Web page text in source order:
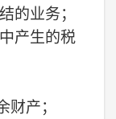
的业务；
产生的税
财产；